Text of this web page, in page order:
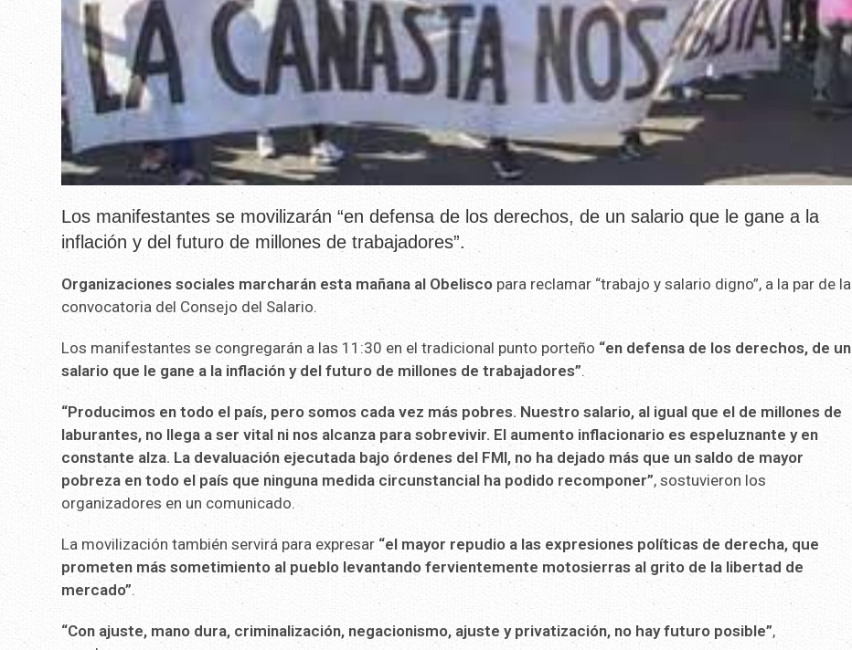
Los manifestantes se movilizarán “en defensa de los derechos, de un salario que le gane a la
inflación y del futuro de millones de trabajadores”.
Organizaciones sociales marcharán esta mañana al Obelisco para reclamar “trabajo y salario digno”, a la par de la
convocatoria del Consejo del Salario.
Los manifestantes se congregarán a las 11:30 en el tradicional punto porteño “en defensa de los derechos, de un
salario que le gane a la inflación y del futuro de millones de trabajadores”.
“Producimos en todo el país, pero somos cada vez más pobres. Nuestro salario, al igual que el de millones de
laburantes, no llega a ser vital ni nos alcanza para sobrevivir. El aumento inflacionario es espeluznante y en
constante alza. La devaluación ejecutada bajo órdenes del FMI, no ha dejado más que un saldo de mayor
pobreza en todo el país que ninguna medida circunstancial ha podido recomponer”, sostuvieron los
organizadores en un comunicado.
La movilización también servirá para expresar “el mayor repudio a las expresiones políticas de derecha, que
prometen más sometimiento al pueblo levantando fervientemente motosierras al grito de la libertad de
mercado”.
“Con ajuste, mano dura, criminalización, negacionismo, ajuste y privatización, no hay futuro posible”,